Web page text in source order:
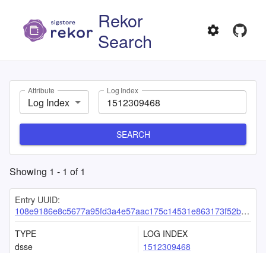
Rekor
Search
Attribute
Log Index
Log Index
SEARCH
Showing 1 - 1 of1
Entry UUID:
108e9186e8c5677a95fd3a4e57aac175c14531e863173f52b694281e99dd06452810ecd82600dea3
TYPE
dsse
LOG INDEX
1512309468